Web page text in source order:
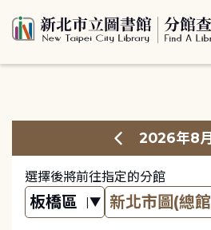
2026年8月
選擇後將前往指定的分館